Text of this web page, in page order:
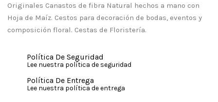
Originales Canastos de fibra Natural hechos a mano con
Hoja de Maíz. Cestos para decoración de bodas, eventos y
composición floral. Cestas de Floristería.
Política De Seguridad
Lee nuestra política de seguridad
Política De Entrega
Lee nuestra política de entrega